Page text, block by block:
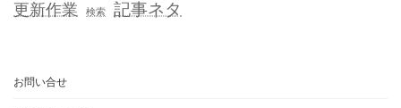
更新作業 検索 記事ネタ
お問い合せ